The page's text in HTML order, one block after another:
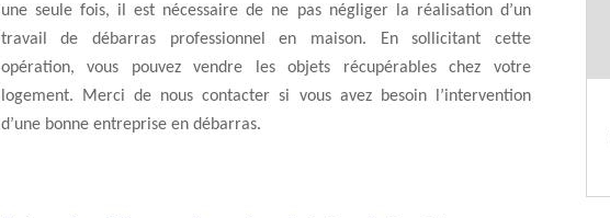
une seule fois, il est nécessaire de ne pas négliger la réalisation d’un
travail de débarras professionnel en maison. En sollicitant cette
opération, vous pouvez vendre les objets récupérables chez votre
logement. Merci de nous contacter si vous avez besoin l’intervention
d’une bonne entreprise en débarras.